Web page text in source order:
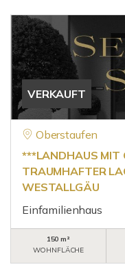
VERKAUFT
Oberstaufen
***LANDHAUS MIT
TRAUMHAFTER
WESTALLGÄU
Einfamilienhaus
150 m²
WOHNFLÄCHE